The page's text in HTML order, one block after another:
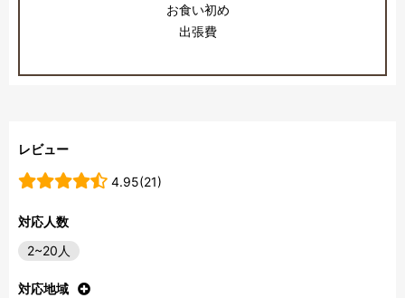
お食い初め
出張費
レビュー
4.95(21)
対応人数
2~20人
対応地域